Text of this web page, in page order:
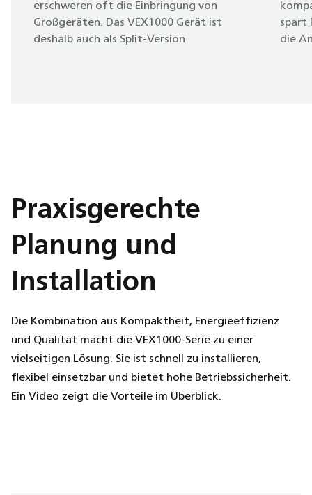
erschweren oft die Einbringung von
Großgeräten. Das VEX1000 Gerät ist
deshalb auch als Split-Version
spart
die
Praxisgerechte
Planung und
Installation
Die Kombination aus Kompaktheit, Energieeffizienz
und Qualität macht die VEX1000-Serie zu einer
vielseitigen Lösung. Sie ist schnell zu installieren,
flexibel einsetzbar und bietet hohe Betriebssicherheit.
Ein Video zeigt die Vorteile im Überblick.